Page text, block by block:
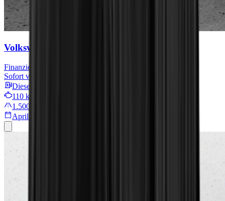
Volkswagen Transporter Kasten
Finanzieren für
Sofort verfügbar
Diesel
110 kW/149 PS
1.500 km
April 2025